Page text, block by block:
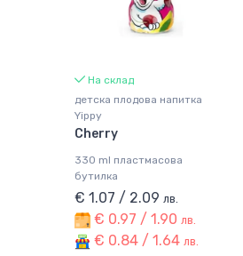
На склад
детска плодова напитка
Yippy
Cherry
330 ml пластмасова
бутилка
€ 1.07 / 2.09лв.
€ 0.97 / 1.90лв.
€ 0.84 / 1.64лв.